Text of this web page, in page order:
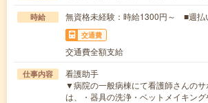
時給 無資格未経験：時給1300円～ ■週
交通費
交通費全額支給
仕事内容
看護助手
▼病院の一般病棟にて看護師さんの
は、・器具の洗浄・ベットメイキン